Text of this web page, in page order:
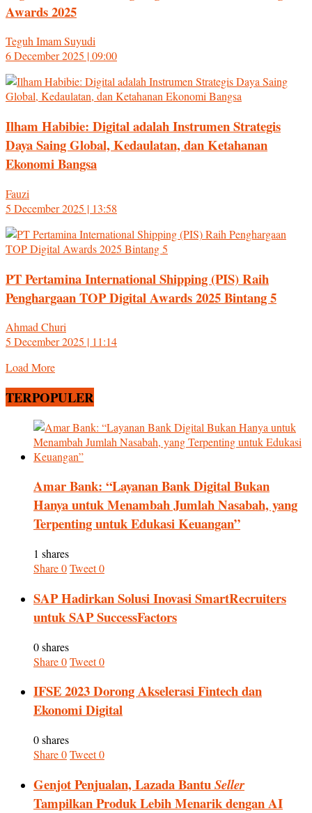
Awards 2025
Teguh Imam Suyudi
6 December 2025 | 09:00
Ilham Habibie: Digital adalah Instrumen Strategis
Daya Saing Global, Kedaulatan, dan Ketahanan
Ekonomi Bangsa
Fauzi
5 December 2025 | 13:58
PT Pertamina International Shipping (PIS) Raih
Penghargaan TOP Digital Awards 2025 Bintang 5
Ahmad Churi
5 December 2025 | 11:14
Load More
TERPOPULER
Amar Bank: “Layanan Bank Digital Bukan
Hanya untuk Menambah Jumlah Nasabah, yang
Terpenting untuk Edukasi Keuangan”
1 shares
Share0Tweet0
SAP Hadirkan Solusi Inovasi SmartRecruiters
untuk SAP SuccessFactors
0 shares
Share0Tweet0
IFSE 2023 Dorong Akselerasi Fintech dan
Ekonomi Digital
0 shares
Share0Tweet0
Genjot Penjualan, Lazada BantuSeller
Tampilkan Produk Lebih Menarik dengan AI